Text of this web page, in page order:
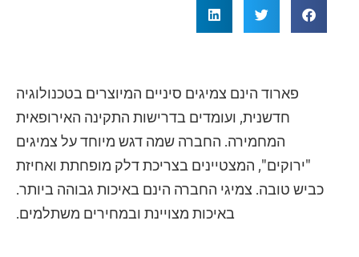
פארוד הינם צמיגים סיניים המיוצרים בטכנולוגיה
חדשנית, ועומדים בדרישות התקינה האירופאית
המחמירה. החברה שמה דגש מיוחד על צמיגים
"ירוקים", המצטיינים בצריכת דלק מופחתת ואחיזת
כביש טובה. צמיגי החברה הינם באיכות גבוהה ביותר.
באיכות מצויינת ובמחירים משתלמים.